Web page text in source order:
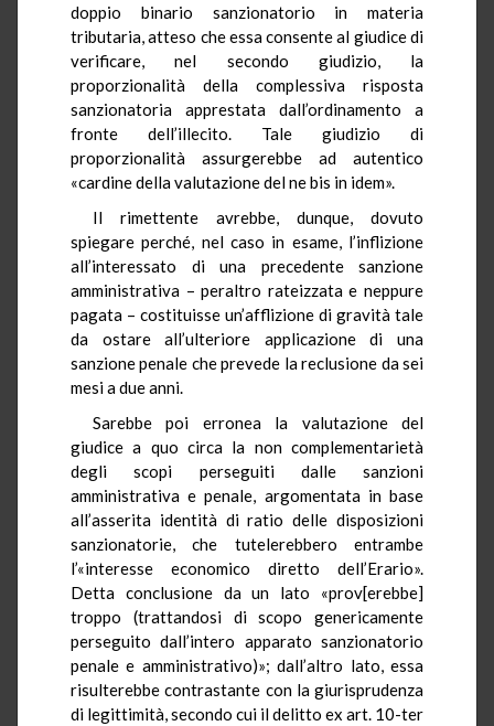
doppio binario sanzionatorio in materia
tributaria, atteso che essa consente al giudice di
verificare, nel secondo giudizio, la
proporzionalità della complessiva risposta
sanzionatoria apprestata dall’ordinamento a
fronte dell’illecito. Tale giudizio di
proporzionalità assurgerebbe ad autentico
«cardine della valutazione del ne bis in idem».
Il rimettente avrebbe, dunque, dovuto
spiegare perché, nel caso in esame, l’inflizione
all’interessato di una precedente sanzione
amministrativa – peraltro rateizzata e neppure
pagata – costituisse un’afflizione di gravità tale
da ostare all’ulteriore applicazione di una
sanzione penale che prevede la reclusione da sei
mesi a due anni.
Sarebbe poi erronea la valutazione del
giudice a quo circa la non complementarietà
degli scopi perseguiti dalle sanzioni
amministrativa e penale, argomentata in base
all’asserita identità di ratio delle disposizioni
sanzionatorie, che tutelerebbero entrambe
l’«interesse economico diretto dell’Erario».
Detta conclusione da un lato «prov[erebbe]
troppo (trattandosi di scopo genericamente
perseguito dall’intero apparato sanzionatorio
penale e amministrativo)»; dall’altro lato, essa
risulterebbe contrastante con la giurisprudenza
di legittimità, secondo cui il delitto ex art. 10-ter